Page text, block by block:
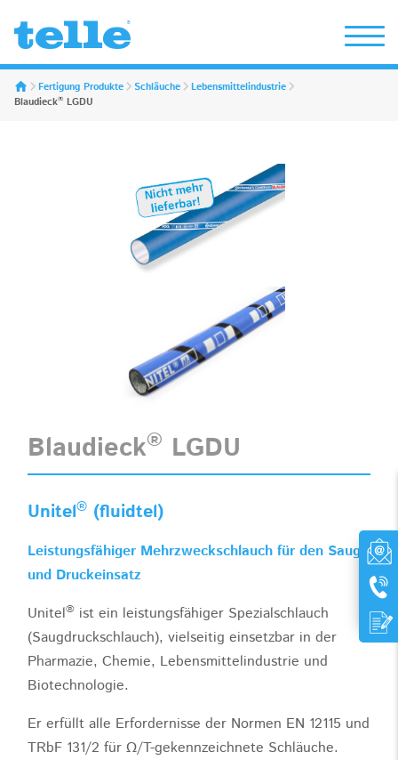
Erwin Telle GmbH
Fertigung Produkte Schläuche
Lebensmittelindustrie
Blaudieck® LGDU
Blaudieck® LGDU
Unitel® (fluidtel)
Leistungsfähiger Mehrzweckschlauch für den Saug-
und Druckeinsatz
Unitel® ist ein leistungsfähiger Spezialschlauch
(Saugdruckschlauch), vielseitig einsetzbar in der
Pharmazie, Chemie, Lebensmittelindustrie und
Biotechnologie.
Er erfüllt alle Erfordernisse der Normen EN 12115 und
TRbF 131/2 für Ω/T-gekennzeichnete Schläuche.